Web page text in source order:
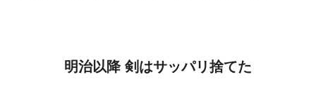
明治以降 剣はサッパリ捨てた